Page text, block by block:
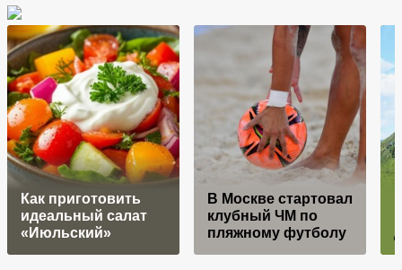
Как приготовить
идеальный салат
«Июльский»
В Москве стартовал
клубный ЧМ по
пляжному футболу